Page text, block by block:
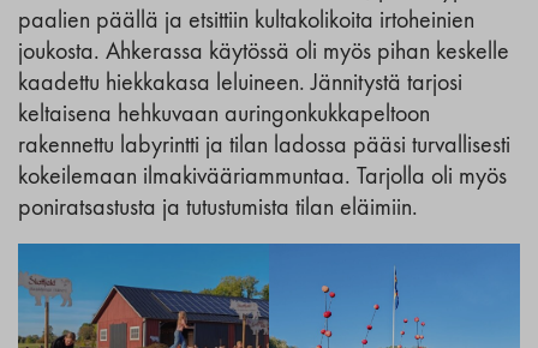
paalien päällä ja etsittiin kultakolikoita irtoheinien
joukosta. Ahkerassa käytössä oli myös pihan keskelle
kaadettu hiekkakasa leluineen. Jännitystä tarjosi
keltaisena hehkuvaan auringonkukkapeltoon
rakennettu labyrintti ja tilan ladossa pääsi turvallisesti
kokeilemaan ilmakivääriammuntaa. Tarjolla oli myös
poniratsastusta ja tutustumista tilan eläimiin.